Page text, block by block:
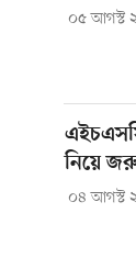
০৫ আগস্ট
নিয়ে
০৪ আগস্ট